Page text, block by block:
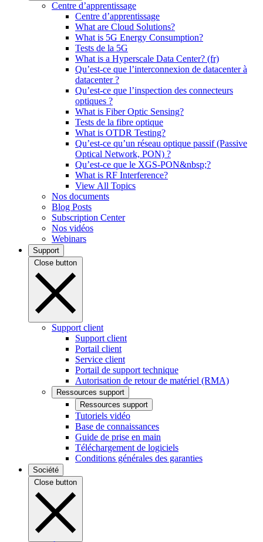
Centre d’apprentissage
Centre d’apprentissage
What are Cloud Solutions?
What is 5G Energy Consumption?
Tests de la 5G
What is a Hyperscale Data Center? (fr)
Qu’est-ce que l’interconnexion de datacenter à
datacenter ?
Qu’est-ce que l’inspection des connecteurs
optiques ?
What is Fiber Optic Sensing?
Tests de la fibre optique
What is OTDR Testing?
Qu’est-ce qu’un réseau optique passif (Passive
Optical Network, PON) ?
Qu’est-ce que le XGS-PON&nbsp;?
What is RF Interference?
View All Topics
Nos documents
Blog Posts
Subscription Center
Nos vidéos
Webinars
Support
Close button
Support client
Support client
Portail client
Service client
Portail de support technique
Autorisation de retour de matériel (RMA)
Ressources support
Ressources support
Tutoriels vidéo
Base de connaissances
Guide de prise en main
Téléchargement de logiciels
Conditions générales des garanties
Société
Close button